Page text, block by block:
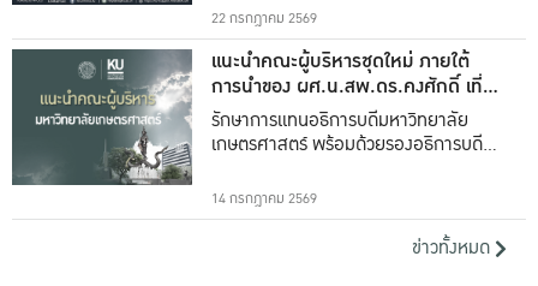
22 กรกฎาคม 2569
แนะนำคณะผู้บริหารชุดใหม่ ภายใต้
การนำของ ผศ.น.สพ.ดร.คงศักดิ์ เที่ยง
ธรรม
รักษาการแทนอธิการบดีมหาวิทยาลัย
เกษตรศาสตร์ พร้อมด้วยรองอธิการบดีทั้ง
14 กรกฎาคม 2569
ข่าวทั้งหมด